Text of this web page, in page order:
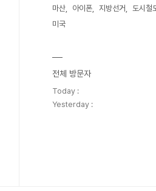
마산
아이폰 지방선거 도시철
미국
전체 방문자
Today :
Yesterday :